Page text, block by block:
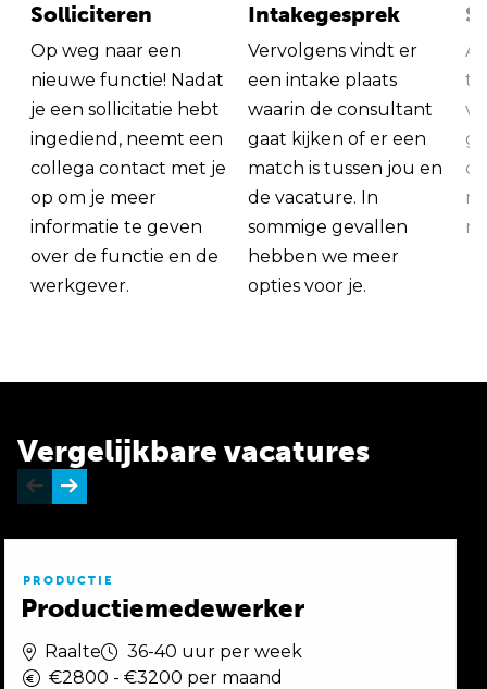
Solliciteren
Op weg naar een
nieuwe functie! Nadat
je een sollicitatie hebt
ingediend, neemt een
collega contact met je
op om je meer
informatie te geven
over de functie en de
werkgever.
Intakegesprek
Vervolgens vindt er
een intake plaats
waarin de consultant
gaat kijken of er een
match is tussen jou en
de vacature. In
sommige gevallen
hebben we meer
opties voor je.
Vergelijkbare vacatures
PRODUCTIE
Productiemedewerker
Raalte
36-40 uur per week
€2800 - €3200 per maand